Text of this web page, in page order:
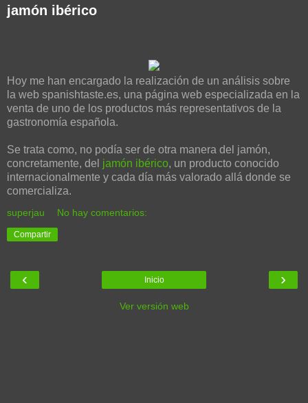
jamón ibérico
Hoy me han encargado la realización de un análisis sobre
la web spanishtaste.es, una página web especializada en la
venta de uno de los productos más representativos de la
gastronomía española.
Se trata como, no podía ser de otra manera del jamón,
concretamente, del jamón ibérico, un producto conocido
internacionalmente y cada día más valorado allá donde se
comercializa.
superjau No hay comentarios:
Compartir
‹ ›
Inicio
Ver versión web